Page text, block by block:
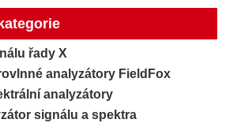
řady X
analyzátory FieldFox
analyzátory
signálu a spektra